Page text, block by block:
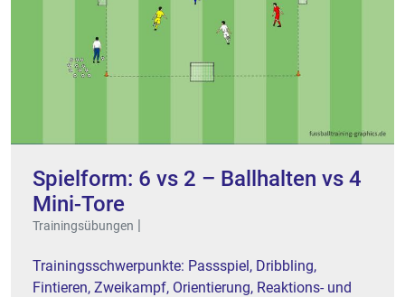
Spielform: 6 vs 2 – Ballhalten vs 4
Mini-Tore
Trainingsübungen |
Trainingsschwerpunkte: Passspiel, Dribbling,
Fintieren, Zweikampf, Orientierung, Reaktions- und